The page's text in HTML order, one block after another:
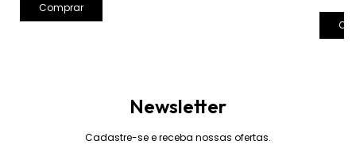
Comprar
Newsletter
Cadastre-se e receba nossas ofertas.